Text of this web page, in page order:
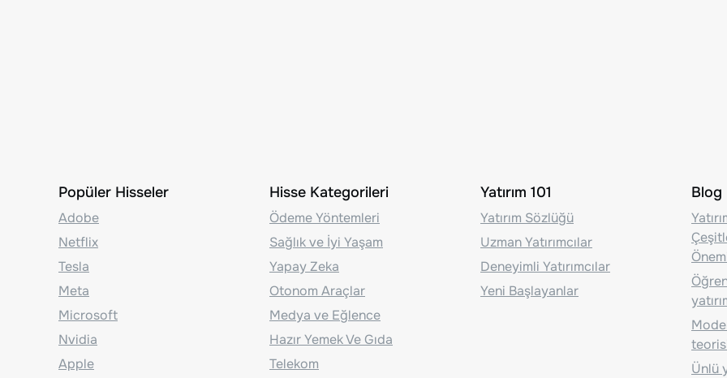
Popüler Hisseler
Adobe
Netflix
Tesla
Meta
Microsoft
Nvidia
Apple
Hisse Kategorileri
Ödeme Yöntemleri
Sağlık ve İyi Yaşam
Yapay Zeka
Otonom Araçlar
Medya ve Eğlence
Hazır Yemek Ve Gıda
Telekom
Yatırım 101
Yatırım Sözlüğü
Uzman Yatırımcılar
Deneyimli Yatırımcılar
Yeni Başlayanlar
Blog
Ünlü